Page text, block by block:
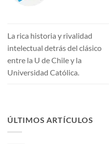
La rica historia y rivalidad
intelectual detrás del clásico
entre la U de Chile y la
Universidad Católica.
ÚLTIMOS ARTÍCULOS